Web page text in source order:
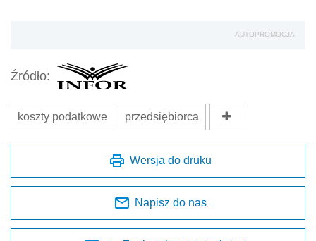
AUTOPROMOCJA
Źródło:
koszty podatkowe przedsiębiorca
Wersja do druku
Napisz do nas